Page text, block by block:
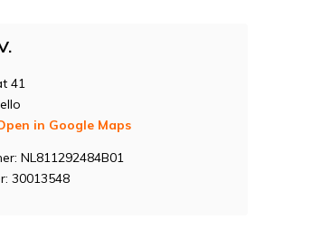
41
in Google Maps
NL811292484B01
30013548